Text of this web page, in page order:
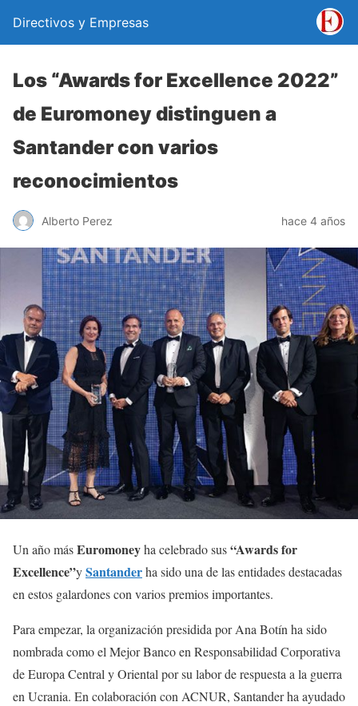
Directivos y Empresas
Los “Awards for Excellence 2022”
de Euromoney distinguen a
Santander con varios
reconocimientos
Alberto Perez hace 4 años
Un año másEuromoneyha celebrado sus“Awards for
Excellence”ySantanderha sido una de las entidades destacadas
en estos galardones con varios premios importantes.
Para empezar, la organización presidida por Ana Botín ha sido
nombrada como el Mejor Banco en Responsabilidad Corporativa
de Europa Central y Oriental por su labor de respuesta a la guerra
en Ucrania. En colaboración con ACNUR, Santander ha ayudado